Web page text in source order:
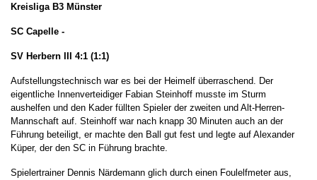
Kreisliga B3 Münster
SC Capelle -
SV Herbern III 4:1 (1:1)
Aufstellungstechnisch war es bei der Heimelf überraschend. Der
eigentliche Innenverteidiger Fabian Steinhoff musste im Sturm
aushelfen und den Kader füllten Spieler der zweiten und Alt-Herren-
Mannschaft auf. Steinhoff war nach knapp 30 Minuten auch an der
Führung beteiligt, er machte den Ball gut fest und legte auf Alexander
Küper, der den SC in Führung brachte.
Spielertrainer Dennis Närdemann glich durch einen Foulelfmeter aus,